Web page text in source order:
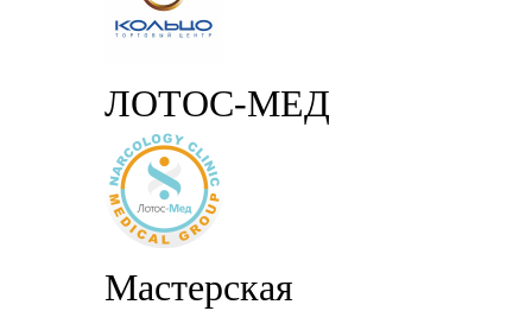
ЛОТОС-МЕД
Мастерская